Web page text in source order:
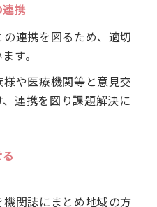
携
連携を図るため、適切
す。
や医療機関等と意見交
連携を図り課題解決に
関誌にまとめ地域の方